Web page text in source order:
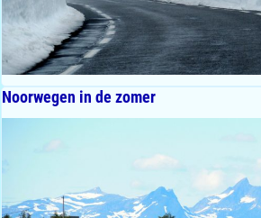
Noorwegen in de zomer